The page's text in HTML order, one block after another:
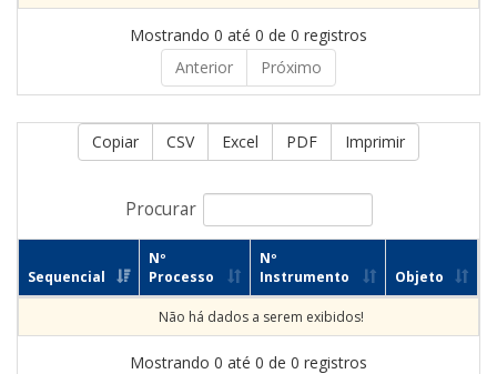
Mostrando 0 até 0 de 0 registros
Anterior
Próximo
Copiar CSV Excel PDF Imprimir
Procurar
Sequencial
Nº
Processo
Nº
Instrumento
Objeto
Não há dados a serem exibidos!
Mostrando 0 até 0 de 0 registros